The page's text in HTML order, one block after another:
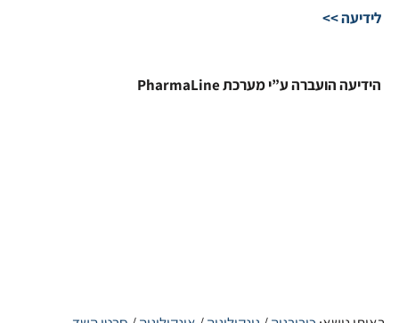
לידיעה >>
הידיעה הועברה ע”י מערכת PharmaLine